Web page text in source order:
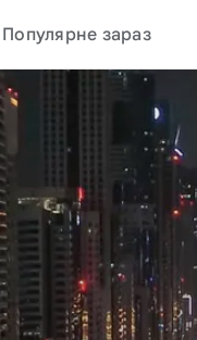
Популярне зараз